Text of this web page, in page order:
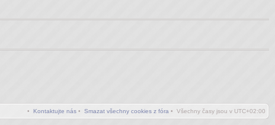
• Všechny časy jsou v UTC+02:00
• Smazat všechny cookies z fóra
• Kontaktujte nás